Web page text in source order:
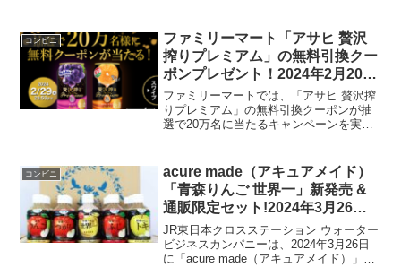
と販売情報2024年4月23日に発売された
この新作おむすびは、...
コンビニ
ファミリーマート「アサヒ 贅沢
搾りプレミアム」の無料引換クー
ポンプレゼント！2024年2月20日
～ 2月29日23:59まで
ファミリーマートでは、「アサヒ 贅沢搾
りプレミアム」の無料引換クーポンが抽
選で20万名に当たるキャンペーンを実施
ーし、指定の投稿をリポストすることで
参加できます。応募...
コンビニ
acure made（アキュアメイド）
「青森りんご 世界一」新発売 &
通販限定セット!2024年3月26日
から
JR東日本クロスステーション ウォーター
ビジネスカンパニーは、2024年3月26日
に「acure made（アキュアメイド）」ブ